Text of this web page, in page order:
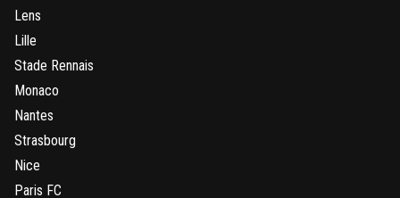
Lens
Lille
Stade Rennais
Monaco
Nantes
Strasbourg
Nice
Paris FC